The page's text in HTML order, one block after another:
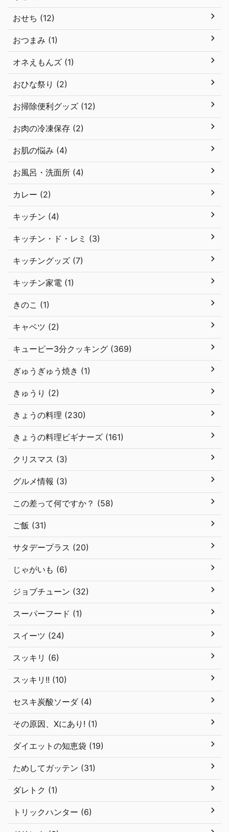
おせち (12)
おつまみ (1)
オネえもんズ (1)
おひな祭り (2)
お掃除便利グッズ (12)
お肉の冷凍保存 (2)
お肌の悩み (4)
お風呂・洗面所 (4)
カレー (2)
キッチン (4)
キッチン・ド・レミ (3)
キッチングッズ (7)
キッチン家電 (1)
きのこ (1)
キャベツ (2)
キューピー3分クッキング (369)
ぎゅうぎゅう焼き (1)
きゅうり (2)
きょうの料理 (230)
きょうの料理ビギナーズ (161)
クリスマス (3)
グルメ情報 (3)
この差って何ですか？ (58)
ご飯 (31)
サタデープラス (20)
じゃがいも (6)
ジョブチューン (32)
スーパーフード (1)
スイーツ (24)
スッキリ (6)
スッキリ!! (10)
セスキ炭酸ソーダ (4)
その原因、Xにあり! (1)
ダイエットの知恵袋 (19)
ためしてガッテン (31)
ダレトク (1)
トリックハンター (6)